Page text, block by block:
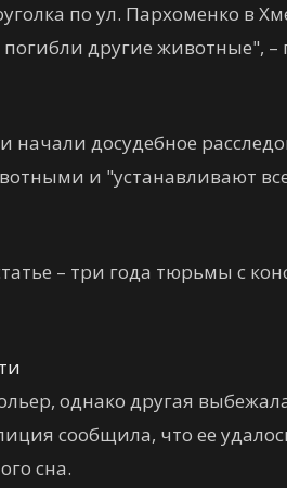
по ул. Пархоменко в
другие животные", –
начали досудебное
и "устанавливают
– три года тюрьмы с
однако другая
сообщила, что ее
сна.